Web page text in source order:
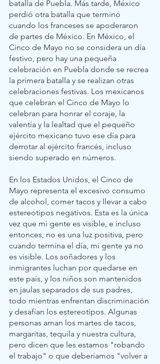
batalla de Puebla. Más tarde, México
perdió otra batalla que terminó
cuando los franceses se apoderaron
de partes de México. En México, el
Cinco de Mayo no se considera un día
festivo, pero hay una pequeña
celebración en Puebla donde se recrea
la primera batalla y se realizan otras
celebraciones festivas. Los mexicanos
que celebran el Cinco de Mayo lo
celebran para honrar el coraje, la
valentía y la lealtad que el pequeño
ejército mexicano tuvo ese día para
derrotar al ejército francés, incluso
siendo superado en números.
En los Estados Unidos, el Cinco de
Mayo representa el excesivo consumo
de alcohol, comer tacos y llevar a cabo
estereotipos negativos. Esta es la única
vez que mi gente es visible, e incluso
entonces, no es una luz positiva, pero
cuando termina el día, mi gente ya no
es visible. Los soñadores y los
inmigrantes luchan por quedarse en
este país, y los niños son mantenidos
en jaulas separados de sus padres,
todo mientras enfrentan discriminación
y desafían los estereotipos. Algunas
personas aman los martes de tacos,
margaritas, tequila y nuestra cultura,
pero dicen que les estamos "robando
el trabajo" o que deberíamos "volver a